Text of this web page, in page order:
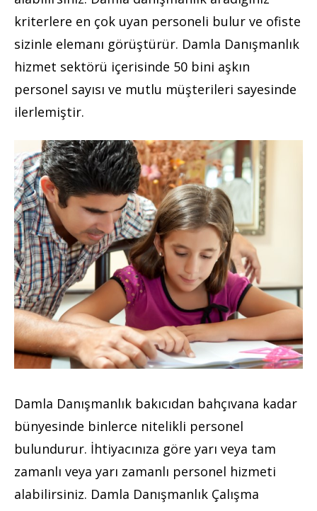
kriterlere en çok uyan personeli bulur ve ofiste
sizinle elemanı görüştürür. Damla Danışmanlık
hizmet sektörü içerisinde 50 bini aşkın
personel sayısı ve mutlu müşterileri sayesinde
ilerlemiştir.
Damla Danışmanlık bakıcıdan bahçıvana kadar
bünyesinde binlerce nitelikli personel
bulundurur. İhtiyacınıza göre yarı veya tam
zamanlı veya yarı zamanlı personel hizmeti
alabilirsiniz. Damla Danışmanlık Çalışma